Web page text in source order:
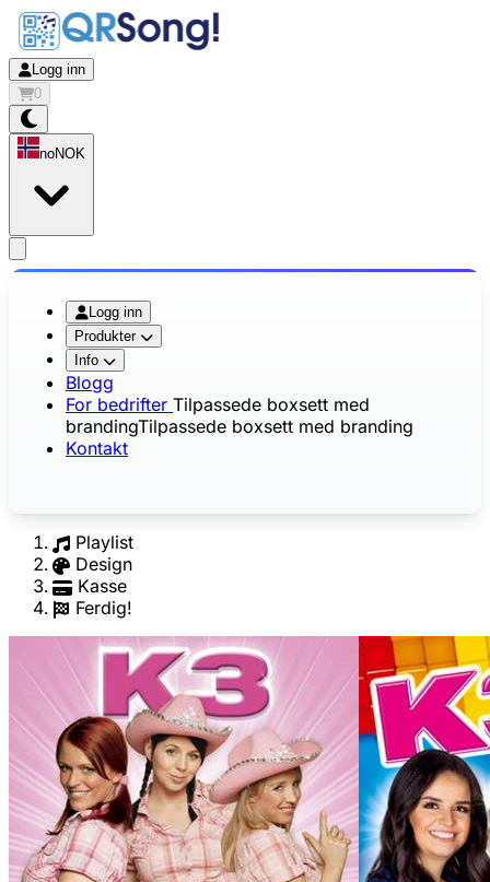
Logg inn
0
noNOK
Logg inn
Produkter
Info
Blogg
For bedrifter Tilpassede boxsett med
brandingTilpassede boxsett med branding
Kontakt
Playlist
Design
Kasse
Ferdig!